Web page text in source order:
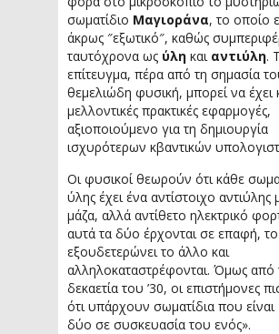
σωματίδιο Μαγιοράνα, το οποίο
άκρως ″εξωτικό″, καθώς
ταυτόχρονα ως ύλη και αντιύλη.
επίτευγμα, πέρα από τη σημασία
θεμελιώδη φυσική, μπορεί να έχει
μελλοντικές πρακτικές εφαρμογές,
αξιοποιούμενο για τη δημιουργία
ισχυρότερων κβαντικών
Οι φυσικοί θεωρούν ότι κάθε
ύλης έχει ένα αντίστοιχο αντιύλης
μάζα, αλλά αντίθετο ηλεκτρικό
αυτά τα δύο έρχονται σε επαφή,
εξουδετερώνει το άλλο και
αλληλοκαταστρέφονται. Όμως από
δεκαετία του ’30, οι επιστήμονες
ότι υπάρχουν σωματίδια που είναι
δύο σε συσκευασία του ενός».